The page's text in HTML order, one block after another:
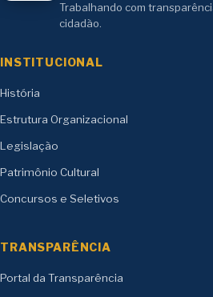
Trabalhando com
cidadão.
INSTITUCIONAL
História
Estrutura Organizacional
Legislação
Patrimônio Cultural
Concursos e Seletivos
TRANSPARÊNCIA
Portal da Transparência